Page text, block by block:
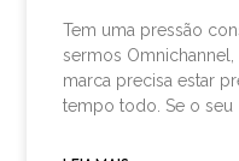
Tem uma pressão
sermos
marca precisa estar
tempo todo. Se o seu